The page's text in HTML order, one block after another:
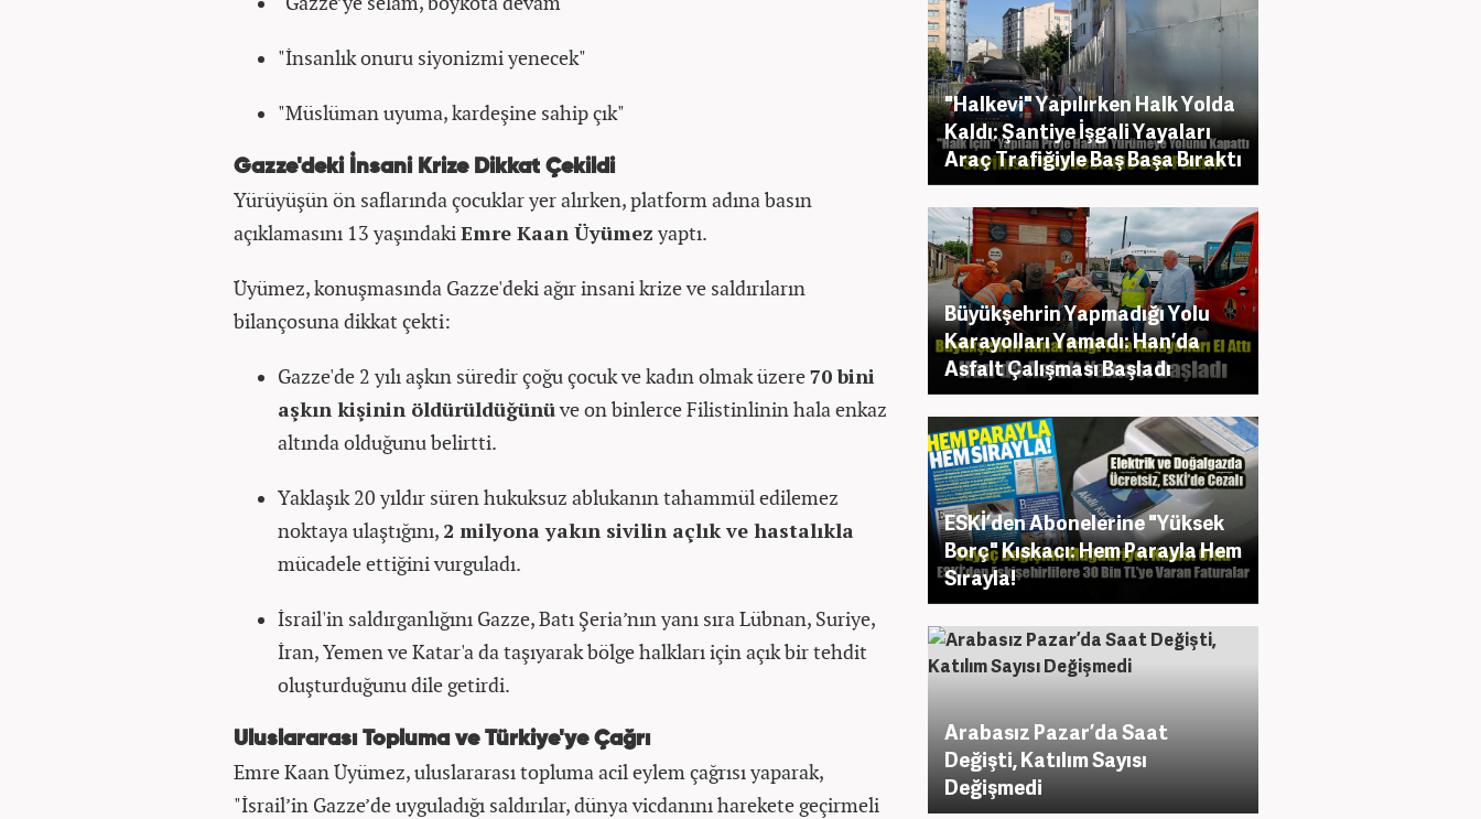
"İnsanlık onuru siyonizmi yenecek"
"Müslüman uyuma, kardeşine sahip çık"
Gazze'deki İnsani Krize Dikkat Çekildi
Yürüyüşün ön saflarında çocuklar yer alırken, platform adına basın
açıklamasını 13 yaşındakiEmre Kaan Üyümez yaptı.
Üyümez, konuşmasında Gazze'deki ağır insani krize ve saldırıların
bilançosuna dikkat çekti:
Gazze'de 2 yılı aşkın süredir çoğu çocuk ve kadın olmak üzere70 bini
aşkın kişinin öldürüldüğünüve on binlerce Filistinlinin hala enkaz
altında olduğunu belirtti.
Yaklaşık 20 yıldır süren hukuksuz ablukanın tahammül edilemez
noktaya ulaştığını, 2 milyona yakın sivilin açlık ve hastalıkla
mücadele ettiğini vurguladı.
İsrail'in saldırganlığını Gazze, Batı Şeria’nın yanı sıra Lübnan, Suriye,
İran, Yemen ve Katar'a da taşıyarak bölge halkları için açık bir tehdit
oluşturduğunu dile getirdi.
Uluslararası Topluma ve Türkiye'ye Çağrı
Emre Kaan Üyümez, uluslararası topluma acil eylem çağrısı yaparak,
"İsrail’in Gazze’de uyguladığı saldırılar, dünya vicdanını harekete geçirmeli
"Halkevi" Yapılırken Halk Yolda
Kaldı: Şantiye İşgali Yayaları
Araç Trafiğiyle Baş Başa Bıraktı
Büyükşehrin Yapmadığı Yolu
Karayolları Yamadı: Han’da
Asfalt Çalışması Başladı
ESKİ’den Abonelerine "Yüksek
Borç" Kıskacı: Hem Parayla Hem
Sırayla!
Arabasız Pazar’da Saat
Değişti, Katılım Sayısı
Değişmedi